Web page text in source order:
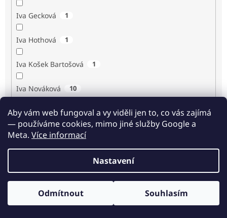
Aby vám web fungoval a vy viděli jen to, co vás zajímá
— používáme cookies, mimo jiné služby Google a
Meta. Více informací
Nastavení
Odmítnout Souhlasím
Iva Gecková 1
Iva Hothová 1
Iva Košek Bartošová 1
Iva Nováková 10
Iva Procházková 1
Ivan Renč 1
Odběr novinek